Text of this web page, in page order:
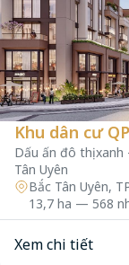
Khu dân cư
Dấu ấn đô thị
Tân Uyên
Bắc Tân Uyên,
13,7 ha — 568
Xem chi tiết